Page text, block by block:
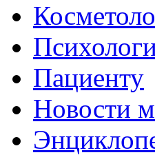
Пациенту
Новости